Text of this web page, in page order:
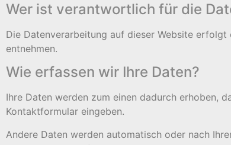
Wer ist verantwortlich für die
Die Datenverarbeitung auf dieser Website
entnehmen.
Wie erfassen wir Ihre Daten?
Ihre Daten werden zum einen dadurch erhoben,
Kontaktformular eingeben.
Andere Daten werden automatisch oder nach